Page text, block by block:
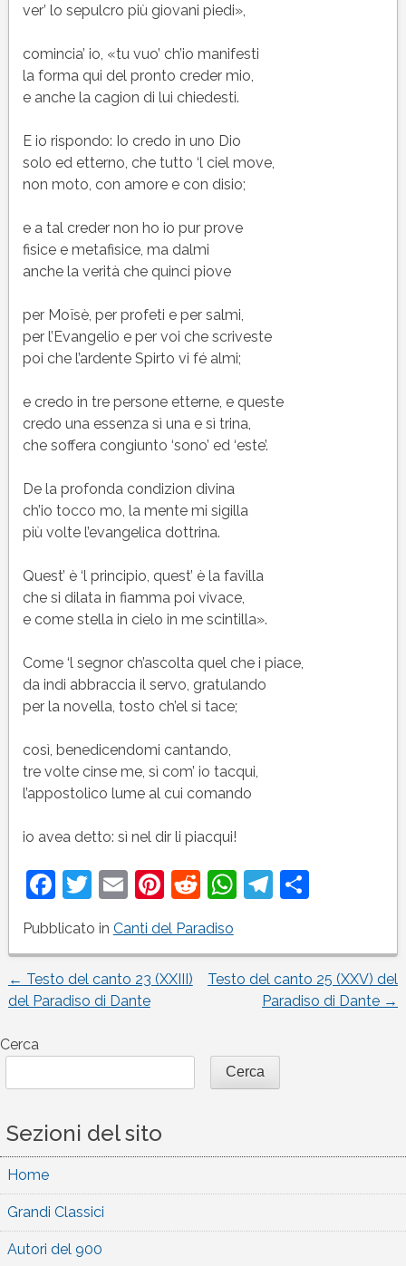
ver’ lo sepulcro più giovani piedi»,
comincia’ io, «tu vuo’ ch’io manifesti
la forma qui del pronto creder mio,
e anche la cagion di lui chiedesti.
E io rispondo: Io credo in uno Dio
solo ed etterno, che tutto ‘l ciel move,
non moto, con amore e con disio;
e a tal creder non ho io pur prove
fisice e metafisice, ma dalmi
anche la verità che quinci piove
per Moïsè, per profeti e per salmi,
per l’Evangelio e per voi che scriveste
poi che l’ardente Spirto vi fé almi;
e credo in tre persone etterne, e queste
credo una essenza sì una e sì trina,
che soffera congiunto ‘sono’ ed ‘este’.
De la profonda condizion divina
ch’io tocco mo, la mente mi sigilla
più volte l’evangelica dottrina.
Quest’ è ‘l principio, quest’ è la favilla
che si dilata in fiamma poi vivace,
e come stella in cielo in me scintilla».
Come ‘l segnor ch’ascolta quel che i piace,
da indi abbraccia il servo, gratulando
per la novella, tosto ch’el si tace;
così, benedicendomi cantando,
tre volte cinse me, sì com’ io tacqui,
l’appostolico lume al cui comando
io avea detto: sì nel dir li piacqui!
Facebook
Twitter
EmailPinterest
Reddit
WhatsApp
Telegram
Pubblicato in Canti del Paradiso
Navigazione
articoli
← Testo del canto 23 (XXIII)
del Paradiso di Dante
Testo del canto 25 (XXV) del
Paradiso di Dante →
Cerca
Cerca
Sezioni del sito
Home
Grandi Classici
Autori del 900